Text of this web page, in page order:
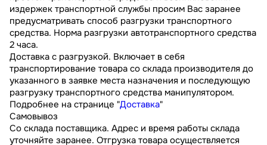
издержек транспортной службы просим Вас заранее
предусматривать способ разгрузки транспортного
средства. Норма разгрузки автотранспортного средства
2 часа.
Доставка с разгрузкой. Включает в себя
транспортирование товара со склада производителя до
указанного в заявке места назначения и последующую
разгрузку транспортного средства манипулятором.
Подробнее на странице "Доставка"
Самовывоз
Со склада поставщика. Адрес и время работы склада
уточняйте заранее. Отгрузка товара осуществляется